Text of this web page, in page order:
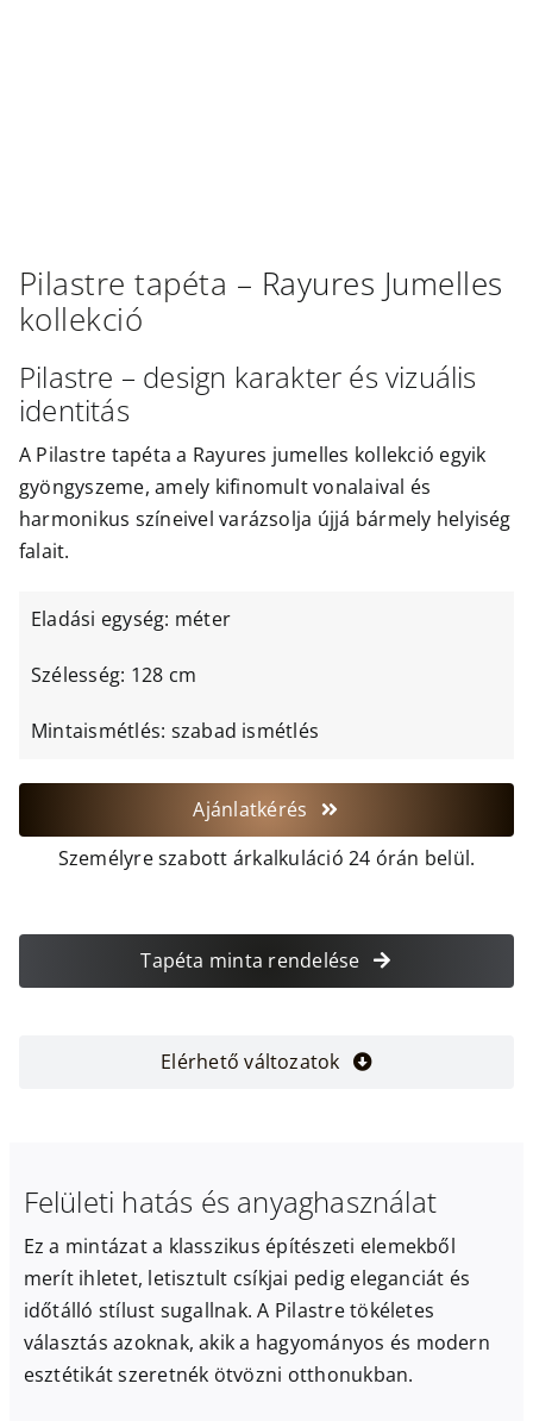
Pilastre tapéta – Rayures Jumelles
kollekció
Pilastre – design karakter és vizuális
identitás
A Pilastre tapéta a Rayures jumelles kollekció egyik
gyöngyszeme, amely kifinomult vonalaival és
harmonikus színeivel varázsolja újjá bármely helyiség
falait.
Eladási egység: méter
Szélesség: 128 cm
Mintaismétlés: szabad ismétlés
Ajánlatkérés
Személyre szabott árkalkuláció 24 órán belül.
Tapéta minta rendelése
Elérhető változatok
Felületi hatás és anyaghasználat
Ez a mintázat a klasszikus építészeti elemekből
merít ihletet, letisztult csíkjai pedig eleganciát és
időtálló stílust sugallnak. A Pilastre tökéletes
választás azoknak, akik a hagyományos és modern
esztétikát szeretnék ötvözni otthonukban.